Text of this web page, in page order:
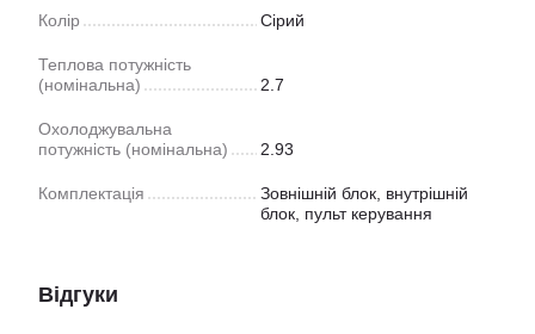
Колір Сірий
Теплова потужність
(номінальна)
2.7
Охолоджувальна
потужність (номінальна)
2.93
Комплектація
Зовнішній блок, внутрішній
блок, пульт керування
Відгуки